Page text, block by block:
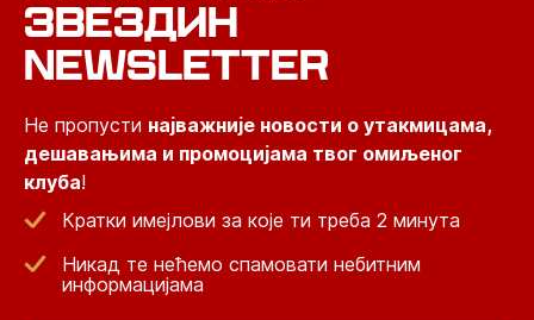
ЗВЕЗДИН
NEWSLETTER
Не пропусти најважније новости о утакмицама,
дешавањима и промоцијама твог омиљеног
клуба!
Кратки имејлови за које ти треба 2 минута
Никад те нећемо спамовати небитним
информацијама